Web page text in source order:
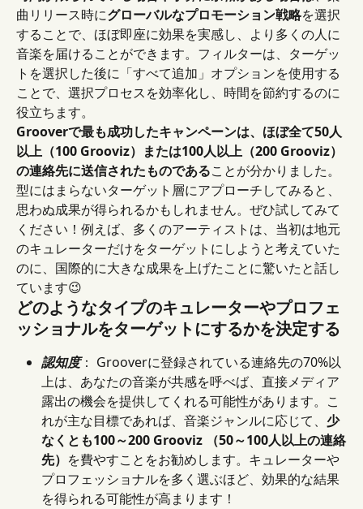
曲リリース時にグローバルなプロモーション戦略を選択
することで、ほぼ即座に効果を実感し、より多くの人に
音楽を届けることができます。フィルターは、ターゲッ
トを選択した後に「すべて追加」オプションを使用する
ことで、選択プロセスを効率化し、時間を節約するのに
役立ちます。
Grooverで最も成功したキャンペーンは、ほぼ全て50人
以上（100 Grooviz）または100人以上（200 Grooviz）
の連絡先に送信されたものであることが分かりました。
型にはまらないターゲット層にアプローチしてみると、
思わぬ成果が得られるかもしれません。ぜひ試してみて
ください！例えば、多くのアーティストは、当初は地元
のキュレーターだけをターゲットにしようと考えていた
のに、国際的に大きな成果を上げたことに驚いたと話し
ています😉
どのようなタイプのキュレーターやプロフェ
ッショナルをターゲットにするかを決定する
認知度： Grooverに登録されている連絡先の70%以
上は、あなたの音楽が共感を呼べば、直接メディア
露出の機会を提供してくれる可能性があります。こ
れが主な目標であれば、音楽ジャンルに応じて、 少
なくとも100～200 Grooviz （50～100人以上の連絡
先） を費やすことをお勧めします。キュレーターや
プロフェッショナルを多く選ぶほど、効果的な結果
を得られる可能性が高まります！